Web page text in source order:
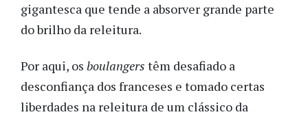
gigantesca que tende a absorver grande parte
do brilho da releitura.
Por aqui, os boulangers têm desafiado a
desconfiança dos franceses e tomado certas
liberdades na releitura de um clássico da